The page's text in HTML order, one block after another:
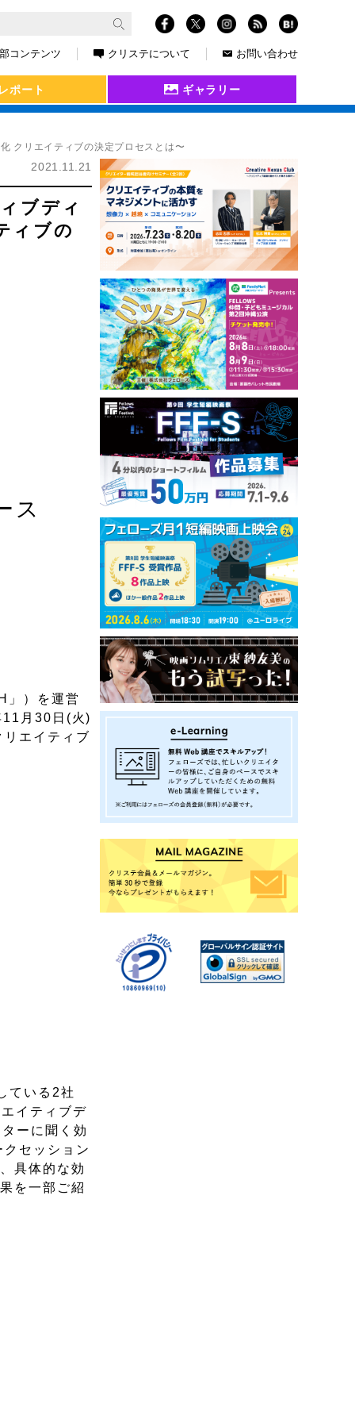
コンテンツ クリステについて お問い合わせ
ポート ギャラリー
クリエイティブの決定プロセスとは〜
2021.11.21
ブディ
ィブの
ス
」）を運営
11月30日(火)
エイティブ
ている2社
イティブデ
ーに聞く効
セッション
具体的な効
を一部ご紹